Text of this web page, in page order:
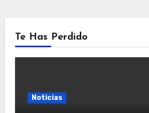
Te Has Perdido
Noticias